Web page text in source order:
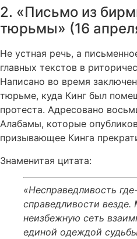
2. «Письмо из
тюрьмы» (16
Не устная речь, а
главных текстов в
Написано во время
тюрьме, куда Кинг был
протеста. Адресовано
Алабамы, которые
призывающее Кинга
Знаменитая цитата:
«Несправедливость
справедливости
неизбежную сеть
единой одеждой